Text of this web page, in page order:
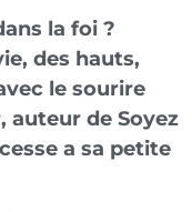
la foi ?
des hauts,
le sourire
auteur de Soyez
a sa petite